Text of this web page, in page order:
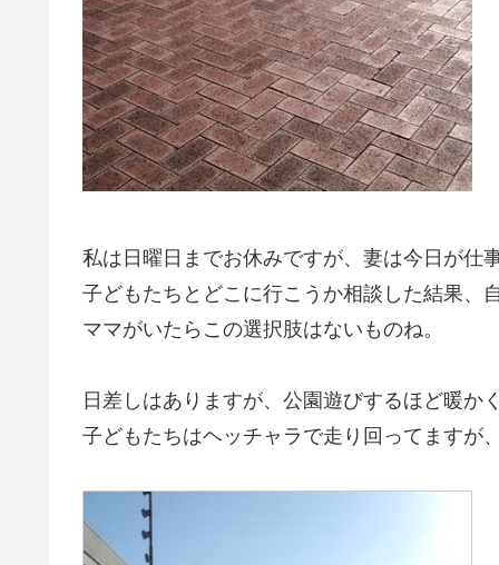
私は日曜日までお休みですが、妻は今日が仕
子どもたちとどこに行こうか相談した結果、
ママがいたらこの選択肢はないものね。
日差しはありますが、公園遊びするほど暖か
子どもたちはヘッチャラで走り回ってますが